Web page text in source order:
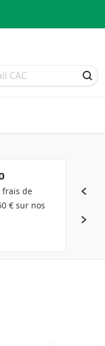
site
frais de
€ sur nos